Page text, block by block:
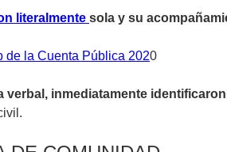
literalmente sola y su
de la Cuenta Pública 2020
verbal, inmediatamente